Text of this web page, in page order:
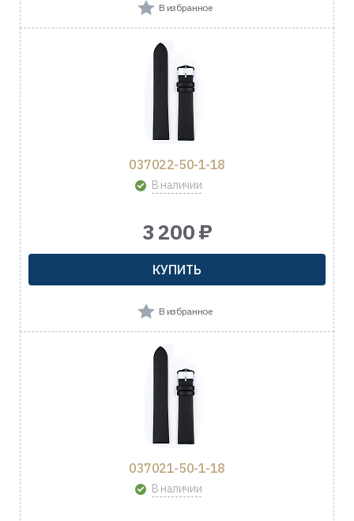
В избранное
037022-50-1-18
В наличии
3 200 ₽
КУПИТЬ
В избранное
037021-50-1-18
В наличии